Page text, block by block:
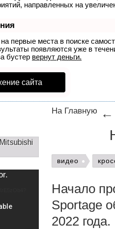
направленных на
первые места в поиске
появляются уже в
бустер вернут деньги.
сайта
На Главную
видео
Начало
Sportage
2022 года.